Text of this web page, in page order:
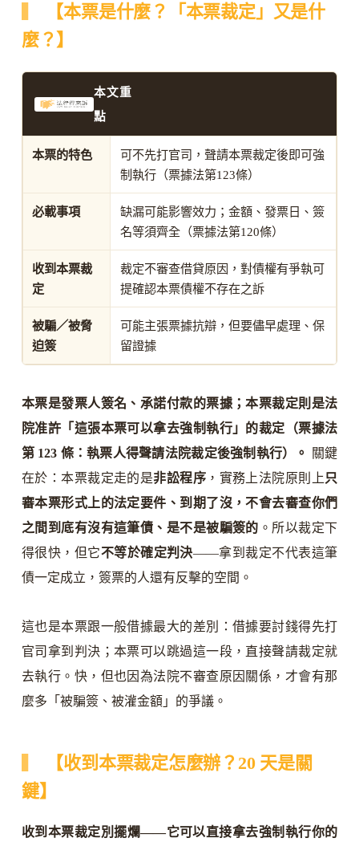
【本票是什麼？「本票裁定」又是什
麼？】
本文重
點
本票的特色
可不先打官司，聲請本票裁定後即可強
制執行（票據法第123條）
必載事項
缺漏可能影響效力；金額、發票日、簽
名等須齊全（票據法第120條）
收到本票裁
定
裁定不審查借貸原因，對債權有爭執可
提確認本票債權不存在之訴
被騙／被脅
迫簽
可能主張票據抗辯，但要儘早處理、保
留證據
本票是發票人簽名、承諾付款的票據；本票裁定則是法
院准許「這張本票可以拿去強制執行」的裁定（票據法
第 123 條：執票人得聲請法院裁定後強制執行）。
關鍵
在於：本票裁定走的是非訟程序 ，實務上法院原則上 只
審本票形式上的法定要件、到期了沒，不會去審查你們
之間到底有沒有這筆債、是不是被騙簽的 。所以裁定下
得很快，但它不等於確定判決——拿到裁定不代表這筆
債一定成立，簽票的人還有反擊的空間。
這也是本票跟一般借據最大的差別：借據要討錢得先打
官司拿到判決；本票可以跳過這一段，直接聲請裁定就
去執行。快，但也因為法院不審查原因關係，才會有那
麼多「被騙簽、被灌金額」的爭議。
【收到本票裁定怎麼辦？20 天是關
鍵】
收到本票裁定別擺爛——它可以直接拿去強制執行你的